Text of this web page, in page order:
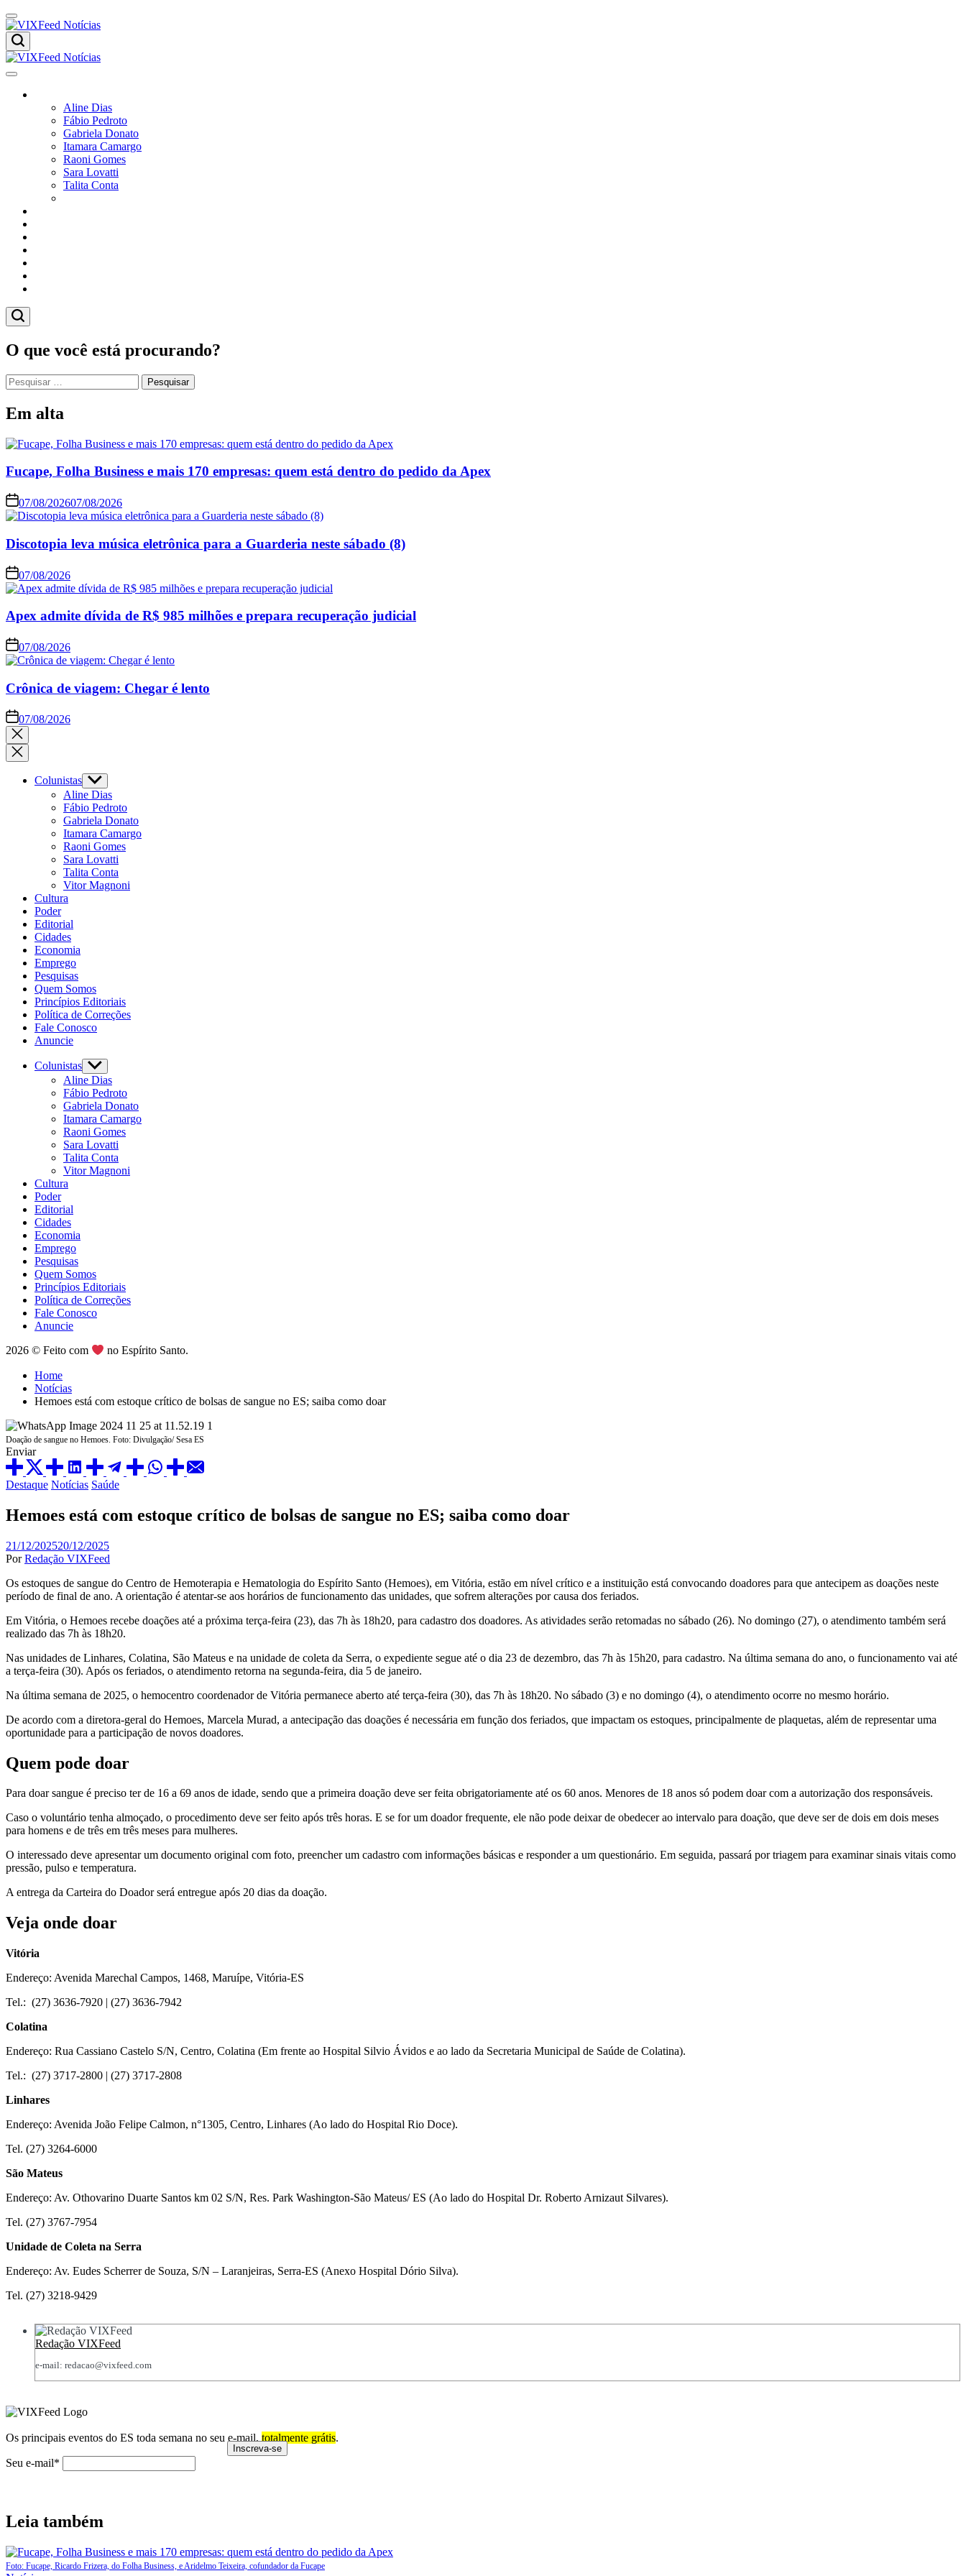
Skip
to
content
VIXFeed
Notícias
VIXFeed
NotíciasAline Dias
Fábio Pedroto
Gabriela Donato
Itamara Camargo
Raoni Gomes
Sara Lovatti
Talita Conta
O que você está procurando?
Pesquisar
por:
Em alta
Fucape, Folha Business e mais 170 empresas: quem está dentro do pedido da Apex
07/08/202607/08/2026
Discotopia leva música eletrônica para a Guarderia neste sábado (8)
07/08/2026
Apex admite dívida de R$ 985 milhões e prepara recuperação judicial
07/08/2026
Crônica de viagem: Chegar é lento
07/08/2026
Close
search
Colunistas Show
sub
menu
Aline Dias
Fábio Pedroto
Gabriela Donato
Itamara Camargo
Raoni Gomes
Sara Lovatti
Talita Conta
Vitor Magnoni
Cultura
Poder
Editorial
Cidades
Economia
Emprego
Pesquisas
Quem Somos
Princípios Editoriais
Política de Correções
Fale Conosco
Anuncie
Colunistas Show
sub
menu
Aline Dias
Fábio Pedroto
Gabriela Donato
Itamara Camargo
Raoni Gomes
Sara Lovatti
Talita Conta
Vitor Magnoni
Cultura
Poder
Editorial
Cidades
Economia
Emprego
Pesquisas
Quem Somos
Princípios Editoriais
Política de Correções
Fale Conosco
Anuncie
2026 © Feito com
no Espírito Santo.
Home
Notícias
Hemoes está com estoque crítico de bolsas de sangue no ES; saiba como doar
Doação de sangue no Hemoes. Foto: Divulgação/ Sesa ES
Enviar
Posted
Destaque Notícias Saúde
Hemoes está com estoque crítico de bolsas de sangue no ES; saiba como doar
21/12/202520/12/2025
Por Redação VIXFeed
Os estoques de sangue do Centro de Hemoterapia e Hematologia do Espírito Santo (Hemoes), em Vitória, estão em nível crítico e a instituição está convocando doadores para que antecipem as doações neste
período de final de ano. A orientação é atentar-se aos horários de funcionamento das unidades, que sofrem alterações por causa dos feriados.
Em Vitória, o Hemoes recebe doações até a próxima terça-feira (23), das 7h às 18h20, para cadastro dos doadores. As atividades serão retomadas no sábado (26). No domingo (27), o atendimento também será
realizado das 7h às 18h20.
Nas unidades de Linhares, Colatina, São Mateus e na unidade de coleta da Serra, o expediente segue até o dia 23 de dezembro, das 7h às 15h20, para cadastro. Na última semana do ano, o funcionamento vai até
a terça-feira (30). Após os feriados, o atendimento retorna na segunda-feira, dia 5 de janeiro.
Na última semana de 2025, o hemocentro coordenador de Vitória permanece aberto até terça-feira (30), das 7h às 18h20. No sábado (3) e no domingo (4), o atendimento ocorre no mesmo horário.
De acordo com a diretora-geral do Hemoes, Marcela Murad, a antecipação das doações é necessária em função dos feriados, que impactam os estoques, principalmente de plaquetas, além de representar uma
oportunidade para a participação de novos doadores.
Quem pode doar
Para doar sangue é preciso ter de 16 a 69 anos de idade, sendo que a primeira doação deve ser feita obrigatoriamente até os 60 anos. Menores de 18 anos só podem doar com a autorização dos responsáveis.
Caso o voluntário tenha almoçado, o procedimento deve ser feito após três horas. E se for um doador frequente, ele não pode deixar de obedecer ao intervalo para doação, que deve ser de dois em dois meses
para homens e de três em três meses para mulheres.
O interessado deve apresentar um documento original com foto, preencher um cadastro com informações básicas e responder a um questionário. Em seguida, passará por triagem para examinar sinais vitais como
pressão, pulso e temperatura.
A entrega da Carteira do Doador será entregue após 20 dias da doação.
Veja onde doar
Vitória
Endereço: Avenida Marechal Campos, 1468, Maruípe, Vitória-ES
Tel.: (27) 3636-7920 | (27) 3636-7942
Colatina
Endereço: Rua Cassiano Castelo S/N, Centro, Colatina (Em frente ao Hospital Silvio Ávidos e ao lado da Secretaria Municipal de Saúde de Colatina).
Tel.: (27) 3717-2800 | (27) 3717-2808
Linhares
Endereço: Avenida João Felipe Calmon, n°1305, Centro, Linhares (Ao lado do Hospital Rio Doce).
Tel. (27) 3264-6000
São Mateus
Endereço: Av. Othovarino Duarte Santos km 02 S/N, Res. Park Washington-São Mateus/ ES (Ao lado do Hospital Dr. Roberto Arnizaut Silvares).
Tel. (27) 3767-7954
Unidade de Coleta na Serra
Endereço: Av. Eudes Scherrer de Souza, S/N – Laranjeiras, Serra-ES (Anexo Hospital Dório Silva).
Tel. (27) 3218-9429
Redação VIXFeed
e-mail: redacao@vixfeed.com
Os principais eventos do ES toda semana no seu e-mail, totalmente grátis.
Seu e-mail*
Leia também
Foto: Fucape, Ricardo Frizera, do Folha Business, e Aridelmo Teixeira, cofundador da Fucape